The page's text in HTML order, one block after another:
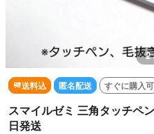
2
送料込 匿名配送 すぐに購入可
スマイルゼミ 三角タッチペ
日発送